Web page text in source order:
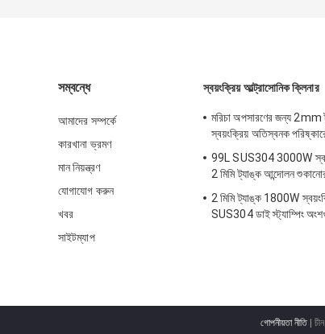
সম্বন্ধে
আমাদের সম্পর্কে
কারখানা ভ্রমণ
মান নিয়ন্ত্রণ
যোগাযোগ করুন
খবর
সাইটম্যাপ
স্বয়ংক্রিয় আল্ট্রাসোনিক ক্লিনার
মরিচা অপসারণের জন্য
স্বয়ংক্রিয় অতিস্বনক
99L SUS304 3000W
2 মিমি ট্যাঙ্ক আন্দোলন
2 মিমি ট্যাঙ্ক 1800W
SUS304 ডাই স্ট্যাম্পিং
গোপনীয়তা নীতি |